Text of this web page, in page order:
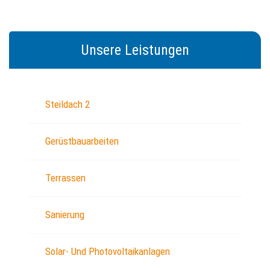
Unsere Leistungen
Steildach 2
Gerüstbauarbeiten
Terrassen
Sanierung
Solar- Und Photovoltaikanlagen